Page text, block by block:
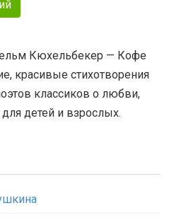
Кюхельбекер — Кофе
красивые стихотворения
классиков о любви,
детей и взрослых.